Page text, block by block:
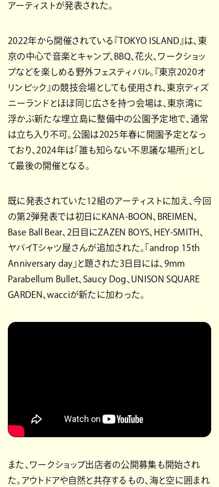
アーティストが発表された。
2022年から開催されている『TOKYO ISLAND』は、東
京の中心で音楽とキャンプ、BBQ、花火、ワークショッ
プなどを楽しめる野外フェスティバル。『東京2020オ
リンピック』の競技会場としても使用され、東京ディズ
ニーランドとほぼ同じ広さを持つ会場は、東京湾に
浮かぶ新たな埋立島に整備中の公園予定地で、通常
は立ち入り不可。公園は2025年春に開園予定となっ
ており、2024年は「誰も知らない不思議な場所」とし
て最後の開催となる。
既に発表されていた12組のアーティストに加え、今回
の第2弾発表では初日にKANA-BOON、BREIMEN、
Base Ball Bear、2日目にZAZEN BOYS、HEY-SMITH、
ヤバイTシャツ屋さんが追加された。「androp 15th
Anniversary day」と題された3日目には、9mm
Parabellum Bullet、Saucy Dog、UNISON SQUARE
GARDEN、wacciが新たに加わった。
また、ワークショップ出店者の公開募集も開始され
た。アウトドアや⾃然と共存するもの、海と空に囲まれ